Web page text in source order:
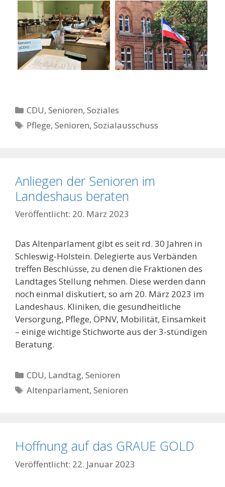
Kategorien
CDU,Senioren,Soziales
Schlagwörter
Pflege,Senioren,Sozialausschuss
Anliegen der Senioren im
Landeshaus beraten
20. März 2023
Das Altenparlament gibt es seit rd. 30 Jahren in
Schleswig-Holstein. Delegierte aus Verbänden
treffen Beschlüsse, zu denen die Fraktionen des
Landtages Stellung nehmen. Diese werden dann
noch einmal diskutiert, so am 20. März 2023 im
Landeshaus. Kliniken, die gesundheitliche
Versorgung, Pflege, ÖPNV, Mobilität, Einsamkeit
– einige wichtige Stichworte aus der 3-stündigen
Beratung.
Kategorien
CDU, Landtag,Senioren
Schlagwörter
Altenparlament,Senioren
Hoffnung auf das GRAUE GOLD
22. Januar 2023